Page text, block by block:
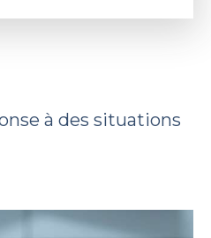
à des situations